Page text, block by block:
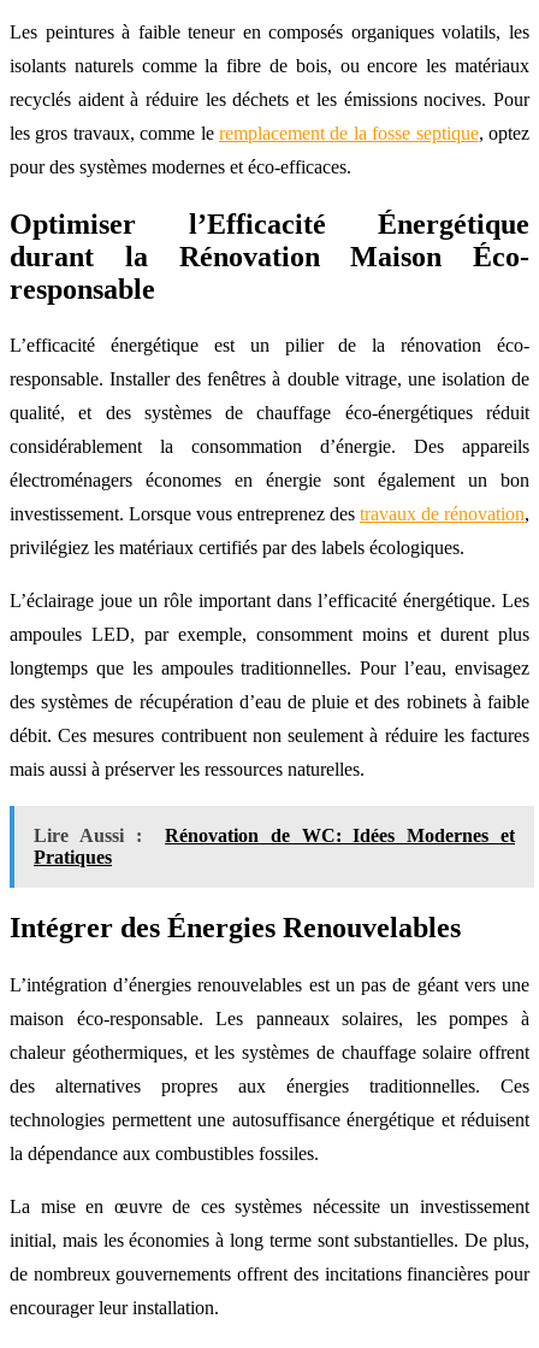
Les peintures à faible teneur en composés organiques volatils, les
isolants naturels comme la fibre de bois, ou encore les matériaux
recyclés aident à réduire les déchets et les émissions nocives. Pour
les gros travaux, comme le remplacement de la fosse septique, optez
pour des systèmes modernes et éco-efficaces.
Optimiser l’Efficacité Énergétique
durant la Rénovation Maison Éco-
responsable
L’efficacité énergétique est un pilier de la rénovation éco-
responsable. Installer des fenêtres à double vitrage, une isolation de
qualité, et des systèmes de chauffage éco-énergétiques réduit
considérablement la consommation d’énergie. Des appareils
électroménagers économes en énergie sont également un bon
investissement. Lorsque vous entreprenez des travaux de rénovation,
privilégiez les matériaux certifiés par des labels écologiques.
L’éclairage joue un rôle important dans l’efficacité énergétique. Les
ampoules LED, par exemple, consomment moins et durent plus
longtemps que les ampoules traditionnelles. Pour l’eau, envisagez
des systèmes de récupération d’eau de pluie et des robinets à faible
débit. Ces mesures contribuent non seulement à réduire les factures
mais aussi à préserver les ressources naturelles.
Lire Aussi :
Rénovation de WC: Idées Modernes et
Pratiques
Intégrer des Énergies Renouvelables
L’intégration d’énergies renouvelables est un pas de géant vers une
maison éco-responsable. Les panneaux solaires, les pompes à
chaleur géothermiques, et les systèmes de chauffage solaire offrent
des alternatives propres aux énergies traditionnelles. Ces
technologies permettent une autosuffisance énergétique et réduisent
la dépendance aux combustibles fossiles.
La mise en œuvre de ces systèmes nécessite un investissement
initial, mais les économies à long terme sont substantielles. De plus,
de nombreux gouvernements offrent des incitations financières pour
encourager leur installation.